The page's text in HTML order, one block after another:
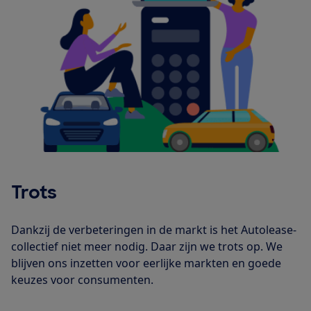
Trots
Dankzij de verbeteringen in de markt is het Autolease-
collectief niet meer nodig. Daar zijn we trots op. We
blijven ons inzetten voor eerlijke markten en goede
keuzes voor consumenten.